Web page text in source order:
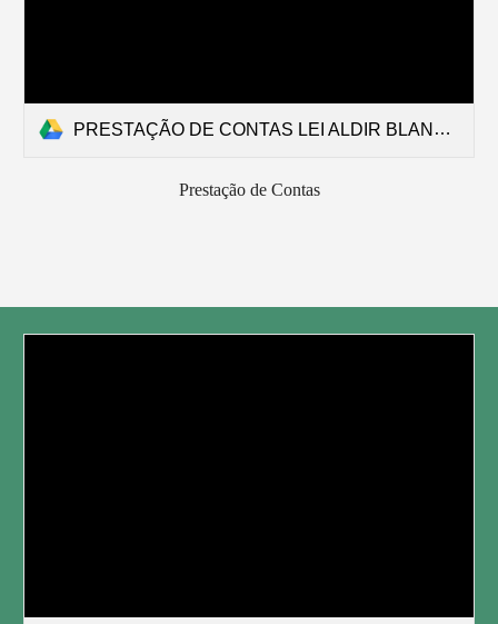
PRESTAÇÃO DE CONTAS LEI ALDIR BLANC – COMUNICADO 022021 – ITEM 6-D e 6-E.pdf
Prestação de Contas